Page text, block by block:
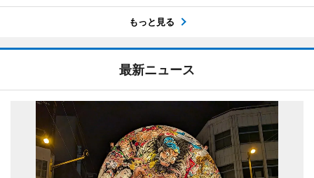
もっと見る
最新ニュース